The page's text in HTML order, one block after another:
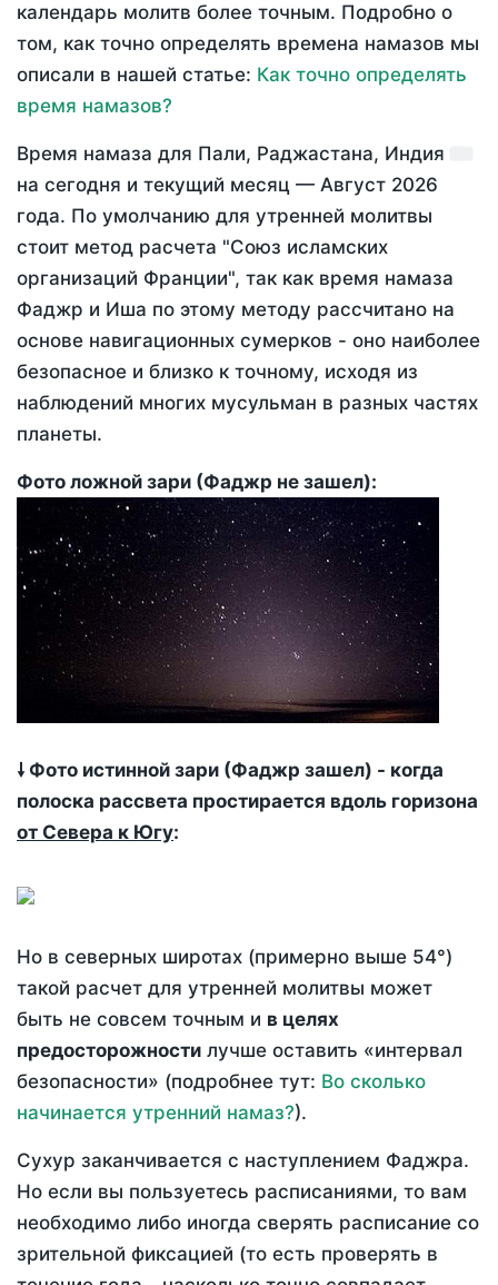
календарь молитв более точным. Подробно о
том, как точно определять времена намазов мы
описали в нашей статье: Как точно определять
время намазов?
Время намаза для Пали, Раджастана, Индия
на сегодня и текущий месяц — Август 2026
года. По умолчанию для утренней молитвы
стоит метод расчета "Союз исламских
организаций Франции", так как время намаза
Фаджр и Иша по этому методу рассчитано на
основе навигационных сумерков - оно наиболее
безопасное и близко к точному, исходя из
наблюдений многих мусульман в разных частях
планеты.
Фото ложной зари (Фаджр не зашел):
🠗 Фото истинной зари (Фаджр зашел) - когда
полоска рассвета простирается вдоль горизона
от Севера к Югу:
Но в северных широтах (примерно выше 54°)
такой расчет для утренней молитвы может
быть не совсем точным и в целях
предосторожности лучше оставить «интервал
безопасности» (подробнее тут: Во сколько
начинается утренний намаз?).
Сухур заканчивается с наступлением Фаджра.
Но если вы пользуетесь расписаниями, то вам
необходимо либо иногда сверять расписание со
зрительной фиксацией (то есть проверять в